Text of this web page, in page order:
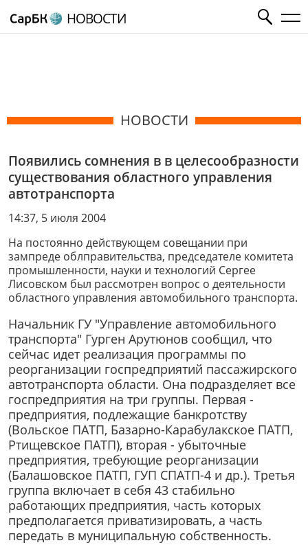
НОВОСТИ
НОВОСТИ
Появились сомнения в в целесообразности
существования областного управления
автотранспорта
14:37, 5 июля 2004
На постоянно действующем совещании при
зампреде облправительства, председателе комитета
промышленности, науки и технологий Сергее
Лисовском был рассмотрен вопрос о деятельности
областного управления автомобильного транспорта.
Начальник ГУ "Управление автомобильного
транспорта" Гурген Арутюнов сообщил, что
сейчас идет реализация программы по
реорганизации госпредприятий пассажирского
автотранспорта области. Она подразделяет все
госпредприятия на три группы. Первая -
предприятия, подлежащие банкротству
(Вольское ПАТП, Базарно-Карабулакское ПАТП,
Ртищевское ПАТП), вторая - убыточные
предприятия, требующие реорганизации
(Балашовское ПАТП, ГУП СПАТП-4 и др.). Третья
группа включает в себя 43 стабильно
работающих предприятия, часть которых
предполагается приватизировать, а часть
передать в муниципальную собственность.